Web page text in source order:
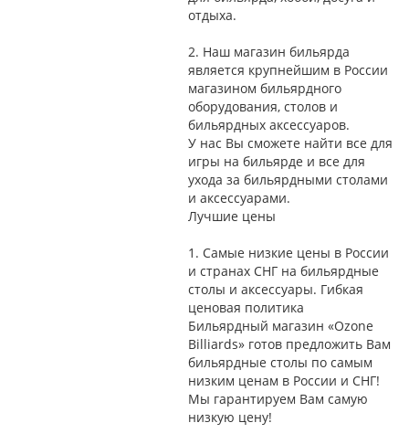
отдыха.
2. Наш магазин бильярда
является крупнейшим в России
магазином бильярдного
оборудования, столов и
бильярдных аксессуаров.
У нас Вы сможете найти все для
игры на бильярде и все для
ухода за бильярдными столами
и аксессуарами.
Лучшие цены
1. Самые низкие цены в России
и странах СНГ на бильярдные
столы и аксессуары. Гибкая
ценовая политика
Бильярдный магазин «Ozone
Billiards» готов предложить Вам
бильярдные столы по самым
низким ценам в России и СНГ!
Мы гарантируем Вам самую
низкую цену!